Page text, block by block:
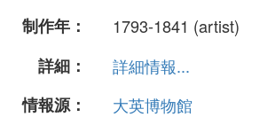
制作年：
1793-1841 (artist)
詳細：
詳細情報...
情報源：
大英博物館